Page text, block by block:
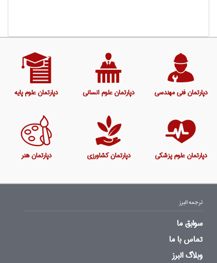
دپارتمان فنی مهندسی دپارتمان علوم انسانی دپارتمان علوم پایه
دپارتمان علوم پزشکی دپارتمان کشاورزی دپارتمان هنر
ترجمه البرز
سوابق ما
تماس با ما
وبلاگ البرز